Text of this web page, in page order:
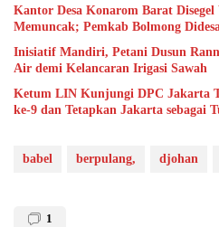
Kantor Desa Konarom Barat
Memuncak; Pemkab Bolmong
Inisiatif Mandiri, Petani Dusun
Air demi Kelancaran Irigasi Sawah
Ketum LIN Kunjungi DPC Jakarta
ke-9 dan Tetapkan Jakarta sebagai
babel berpulang, djohan
1